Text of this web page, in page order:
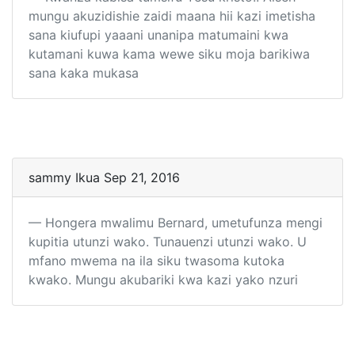
mungu akuzidishie zaidi maana hii kazi imetisha
sana kiufupi yaaani unanipa matumaini kwa
kutamani kuwa kama wewe siku moja barikiwa
sana kaka mukasa
sammy Ikua Sep 21, 2016
Hongera mwalimu Bernard, umetufunza mengi
kupitia utunzi wako. Tunauenzi utunzi wako. U
mfano mwema na ila siku twasoma kutoka
kwako. Mungu akubariki kwa kazi yako nzuri